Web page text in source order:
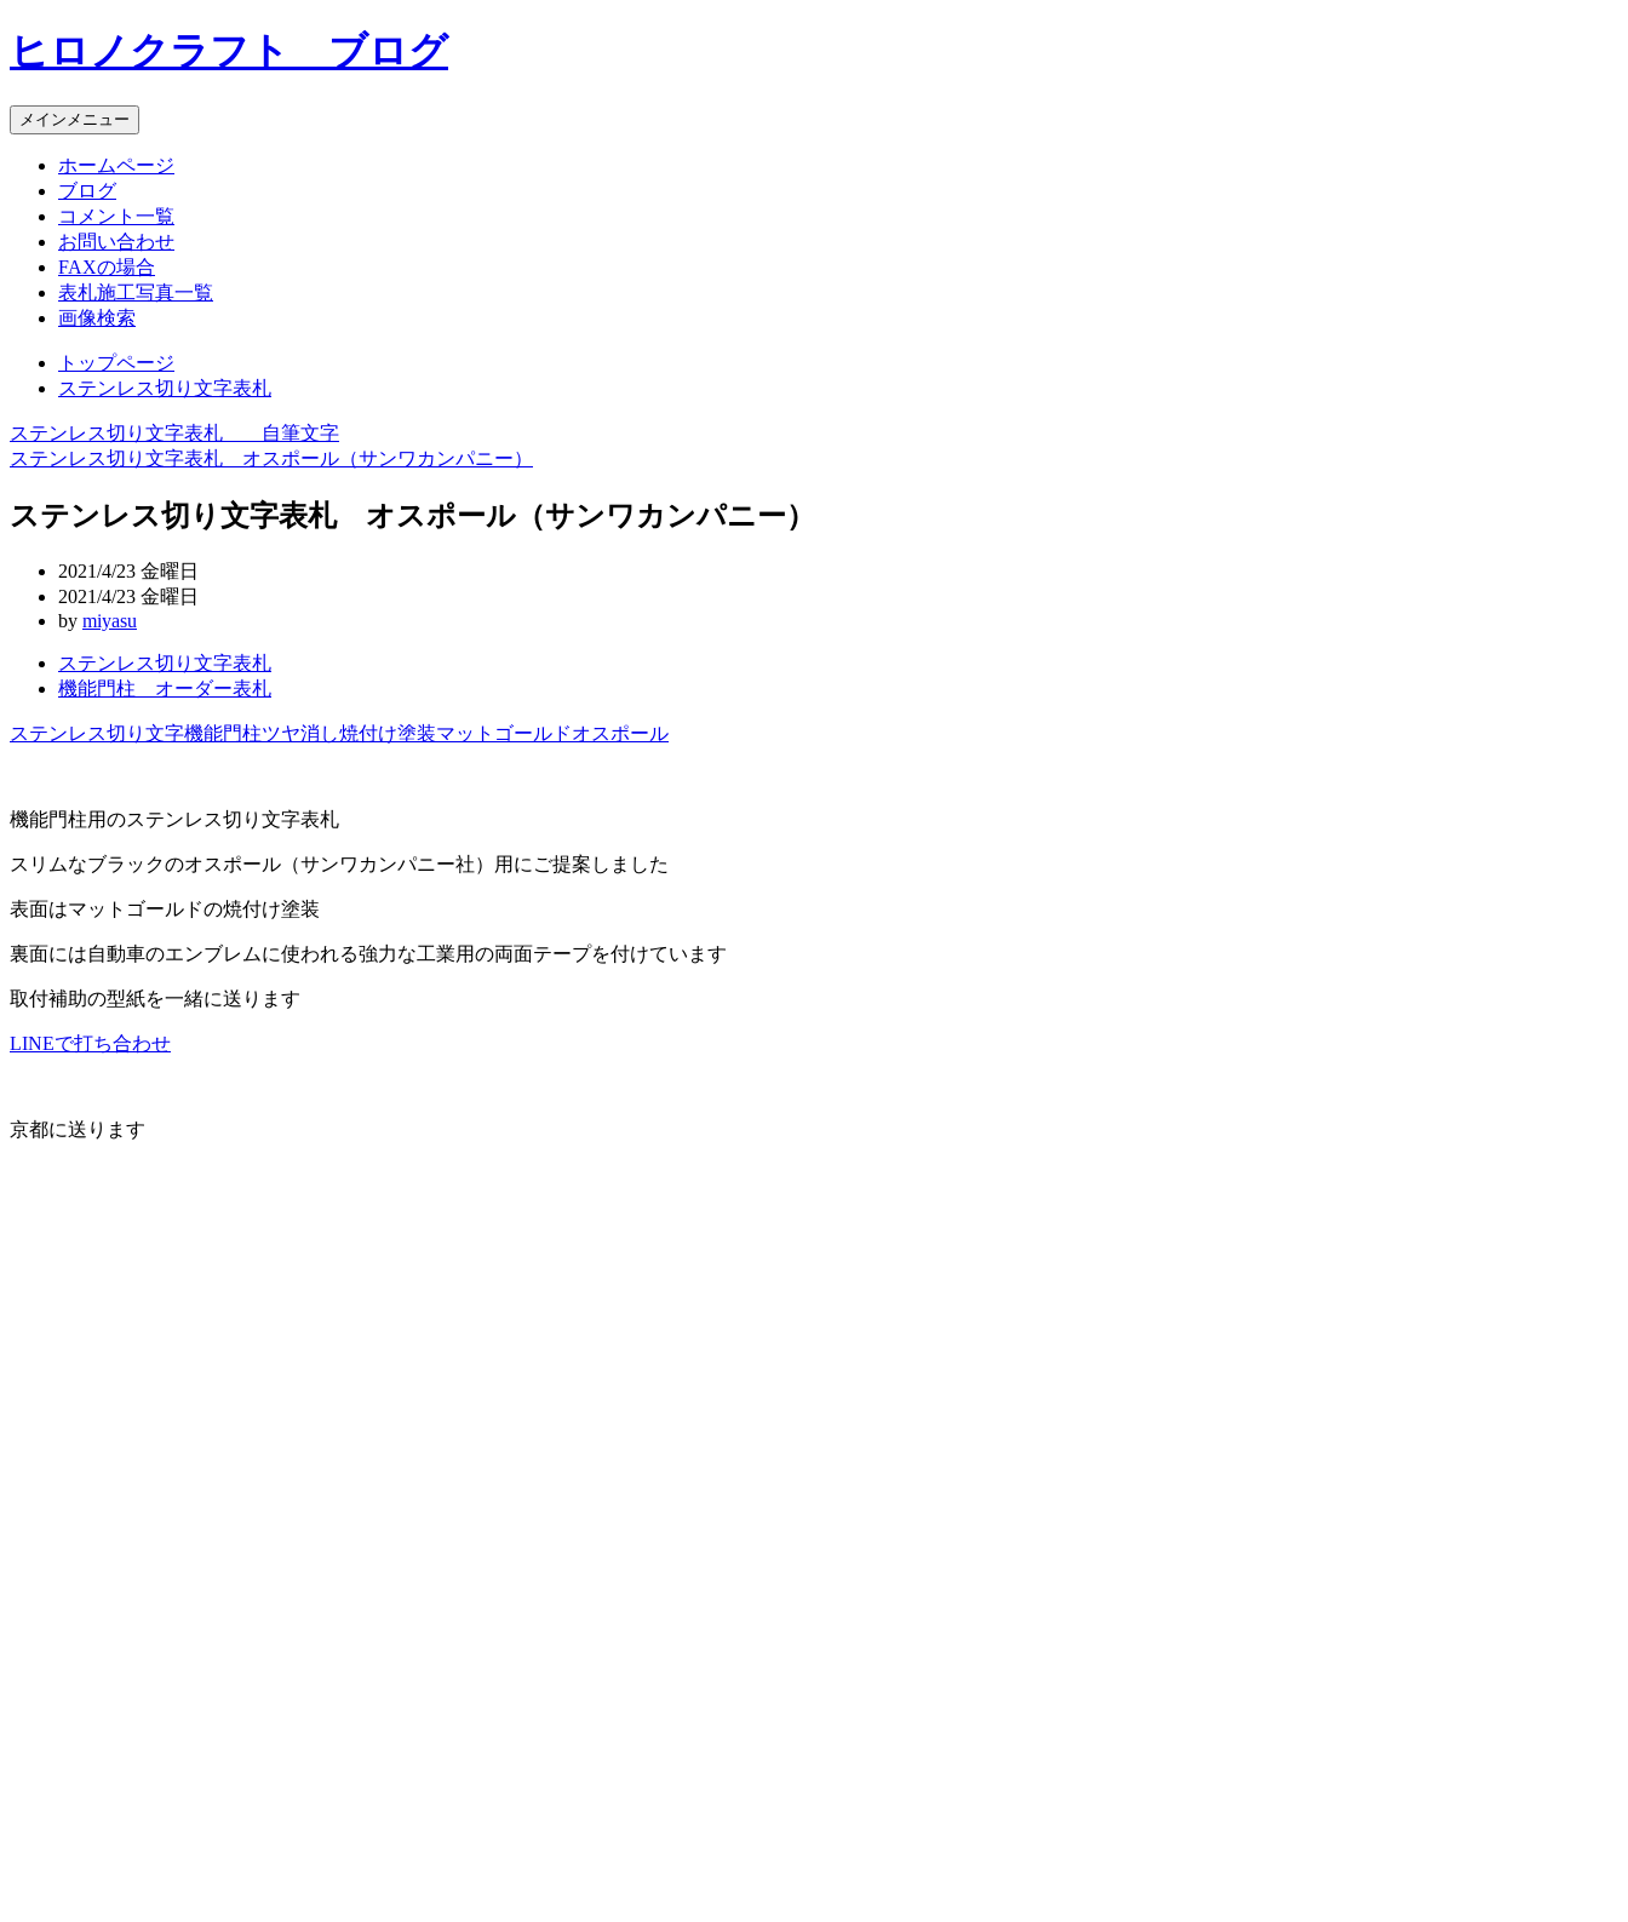
コ
ン
ン
ツ
ヒロノクラフト ブログ
メインメニュー
ホームページ
ブログ
コメント一覧
お問い合わせ
FAXの場合
表札施工写真一覧
画像検索
トップページ
ステンレス切り文字表札
投
稿
ナ
ン
ステンレス切り文字表札 自筆文字
ステンレス切り文字表札 オスポール（サンワカンパニー）
ステンレス切り文字表札 オスポール（サンワカンパニー）
2021/4/23 金曜日
2021/4/23 金曜日
by miyasu
ステンレス切り文字表札
機能門柱 オーダー表札
ステンレス切り文字機能門柱ツヤ消し焼付け塗装マットゴールドオスポール
機能門柱用のステンレス切り文字表札
スリムなブラックのオスポール（サンワカンパニー社）用にご提案しました
表面はマットゴールドの焼付け塗装
裏面には自動車のエンブレムに使われる強力な工業用の両面テープを付けています
取付補助の型紙を一緒に送ります
LINEで打ち合わせ
京都に送ります